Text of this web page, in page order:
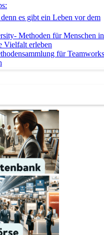
es gibt ein Leben vor dem
Methoden für Menschen in
Vielfalt erleben
für